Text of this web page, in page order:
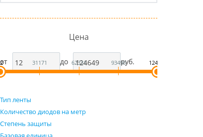
Цена
от до руб.
31171 62331 93490 124649
Тип ленты
Количество диодов на метр
Степень защиты